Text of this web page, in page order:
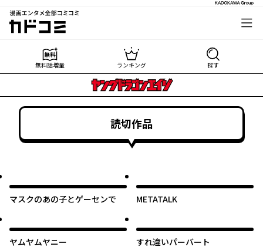
漫画エンタメ全部コミコミ
カドコミ
無料話増量 ランキング 探す
読切作品
マスクのあの子とゲーセンで METATALK
ヤムヤムヤニー すれ違いパーバート